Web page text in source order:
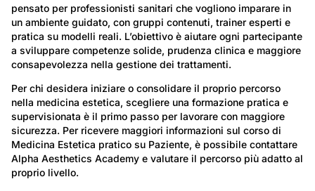
pensato per professionisti sanitari che vogliono imparare in
un ambiente guidato, con gruppi contenuti, trainer esperti e
pratica su modelli reali. L’obiettivo è aiutare ogni partecipante
a sviluppare competenze solide, prudenza clinica e maggiore
consapevolezza nella gestione dei trattamenti.
Per chi desidera iniziare o consolidare il proprio percorso
nella medicina estetica, scegliere una formazione pratica e
supervisionata è il primo passo per lavorare con maggiore
sicurezza. Per ricevere maggiori informazioni sul corso di
Medicina Estetica pratico su Paziente, è possibile contattare
Alpha Aesthetics Academy e valutare il percorso più adatto al
proprio livello.